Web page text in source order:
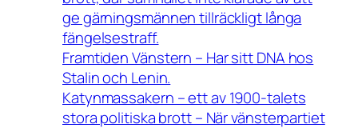
ge gärningsmännen tillräckligt långa
fängelsestraff.
Framtiden Vänstern – Har sitt DNA hos
Stalin och Lenin.
Katynmassakern – ett av 1900-talets
stora politiska brott – När vänsterpartiet